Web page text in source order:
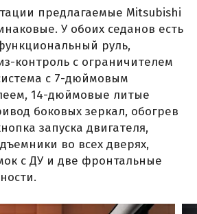
предлагаемые Mitsubishi
У обоих седанов есть
руль,
контроль с ограничителем
с 7-дюймовым
14-дюймовые литые
боковых зеркал, обогрев
запуска двигателя,
во всех дверях,
с ДУ и две фронтальные